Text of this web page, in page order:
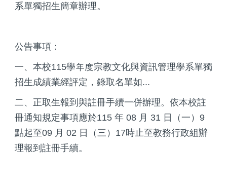
系單獨招生簡章辦理。
公告事項：
一、本校115學年度宗教文化與資訊管理學系單獨
招生成績業經評定，錄取名單如...
二、正取生報到與註冊手續一併辦理。依本校註
冊通知規定事項應於115 年 08 月 31 日（一）9
點起至09 月 02 日（三）17時止至教務行政組辦
理報到註冊手續。